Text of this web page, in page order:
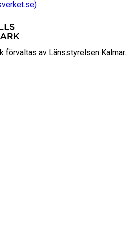
förvaltas av Länsstyrelsen Kalmar.